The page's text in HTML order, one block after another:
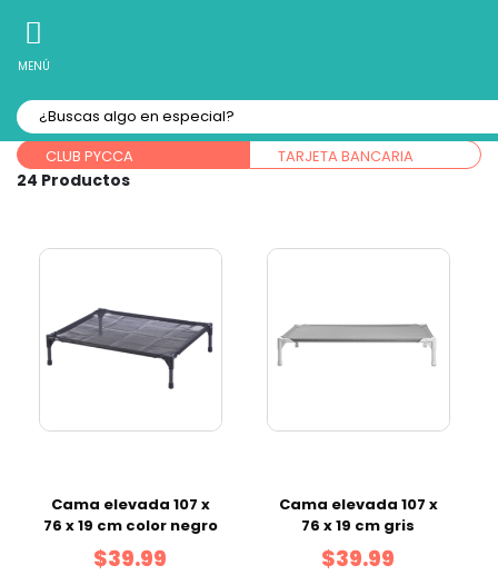
MENÚ
Forma de pago:
CLUB PYCCA TARJETA BANCARIA
24
Cama elevada 107 x
76 x 19 cm color negro
$39.99
Cama elevada 107 x
76 x 19 cm gris
$39.99